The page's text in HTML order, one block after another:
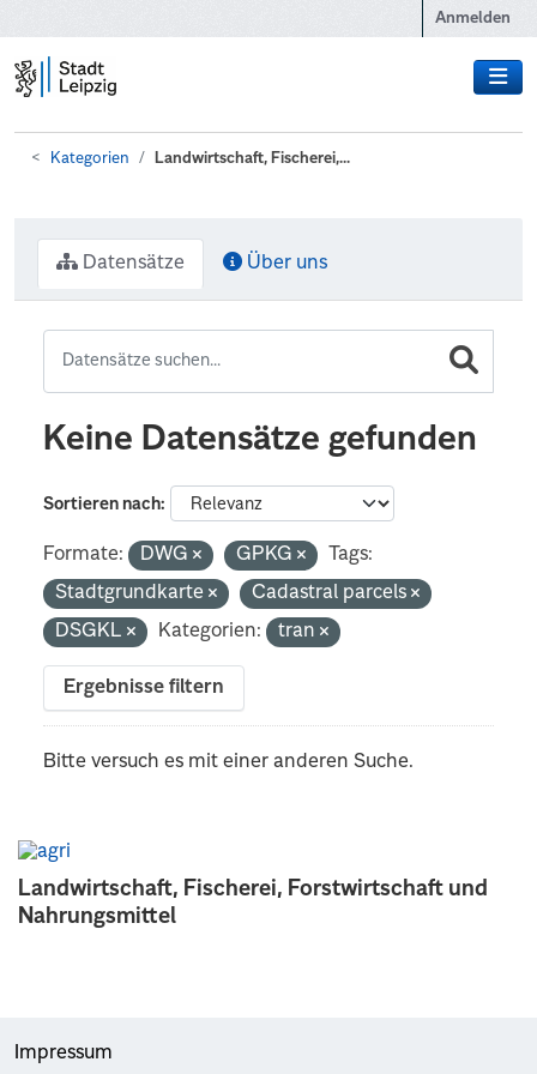
Anmelden
Kategorien Landwirtschaft, Fischerei,...
Landwirtschaft, Fischerei, Forstwirtschaft und
Nahrungsmittel
Datensätze Über uns
Keine Datensätze gefunden
Sortieren nach
Formate: DWG GPKG
Tags:
Stadtgrundkarte
Cadastral parcels
DSGKL
Kategorien: tran
Ergebnisse filtern
Bitte versuch es mit einer anderen Suche.
Impressum